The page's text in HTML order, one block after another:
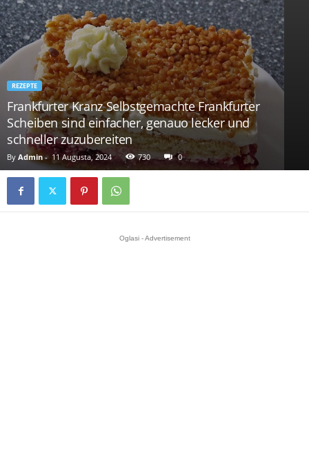
REZEPTE
Frankfurter Kranz Selbstgemachte Frankfurter
Scheiben sind einfacher, genauo lecker und
schneller zuzubereiten
By Admin- 11 Augusta, 2024 730 0
Oglasi - Advertisement